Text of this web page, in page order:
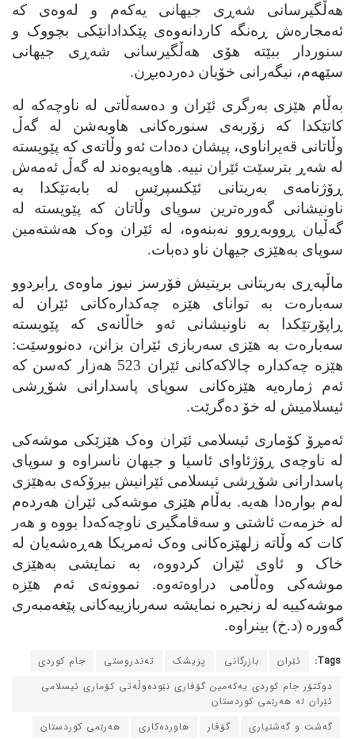
هه‌ڵگیرسانی شه‌ڕی جیهانی یه‌که‌م و له‌وه‌ی که‌
ئه‌مجاره‌ش ڕه‌نگه‌ کاردانه‌وه‌ی پێکدادانێکی بچووک و
سنوردار ببێته‌ هۆی هه‌ڵگیرسانی شه‌ڕی جیهانی
سێهه‌م، نیگه‌رانی خۆیان ده‌رده‌بڕن.
به‌ڵام هێزی به‌رگری ئێران و ده‌سه‌ڵاتی له‌ ناوچه‌که‌ له‌
کاتێکدا که‌ زۆربه‌ی سنوره‌کانی هاوبه‌شن له‌ گه‌ڵ
وڵاتانی قه‌یراناوی، پیشان ده‌دات ئه‌و وڵاته‌ی که‌ پێویسته‌
له‌ شه‌ڕ بترسێت ئێران نییه‌. هاوپه‌یوه‌ند له‌ گه‌ڵ ئه‌مه‌ش
ڕۆژنامه‌ی به‌ریتانی ئێکسپرێس له‌ بابه‌تێکدا به‌
ناونیشانی گه‌وره‌ترین سوپای وڵاتان که‌ پێویسته‌ له‌
گه‌ڵیان ڕووبه‌ڕوو نه‌بنه‌وه‌، له‌ ئێران وه‌ک هه‌شته‌مین
سوپای به‌هێزی جیهان ناو ده‌بات.
ماڵپه‌ڕی به‌ریتانی بریتیش فۆرسز نیوز ماوه‌ی ڕابردوو
سه‌باره‌ت به‌ توانای هێزه‌ چه‌کداره‌کانی ئێران له‌
ڕاپۆرتێکدا به‌ ناونیشانی ئه‌و خاڵانه‌ی که‌ پێویسته‌
سه‌باره‌ت به‌ هێزی سه‌ربازی ئێران بزانن، ده‌نووسێت:
هێزه‌ چه‌کداره‌ چالاکه‌کانی ئێران 523 هه‌زار که‌سن که‌
ئه‌م ژماره‌یه‌ هێزه‌کانی سوپای پاسدارانی شۆڕشی
ئیسلامیش له‌ خۆ ده‌گرێت.
ئه‌مڕۆ کۆماری ئیسلامی ئێران وه‌ک هێزێکی موشه‌کی
له‌ ناوچه‌ی ڕۆژئاوای ئاسیا و جیهان ناسراوه‌ و سوپای
پاسدارانی شۆڕشی ئیسلامی ئێرانیش بیرۆکه‌ی به‌هێزی
له‌م بواره‌دا هه‌یه‌. به‌ڵام هێزی موشه‌کی ئێران هه‌رده‌م
له‌ خزمه‌ت ئاشتی و سه‌قامگیری ناوچه‌که‌دا بووه‌ و هه‌ر
کات که‌ وڵاته‌ زلهێزه‌کانی وه‌ک ئه‌مریکا هه‌ڕه‌شه‌یان له‌
خاک و ئاوی ئێران کردووه‌، به‌ نمایشی به‌هێزی
موشه‌کی وه‌ڵامی دراوه‌ته‌وه‌. نموونه‌ی ئه‌م هێزه‌
موشه‌کییه‌ له‌ زنجیره‌ نمایشه‌ سه‌ربازییه‌کانی پێغه‌مبه‌ری
گه‌وره‌ (د.خ) بینراوه‌.
Tags: ئێران بازرگانی پزیشک ته‌ندروستی
جام کوردی
دوکتۆر جام کوردی یه‌که‌مین گۆڤاری نێوده‌وڵه‌تی کۆماری ئیسلامی
ئێران له‌ هه‌رێمی کوردستان
گه‌شت و گه‌شتیاری
گۆڤار هاورده‌کاری
هه‌رێمی کوردستان